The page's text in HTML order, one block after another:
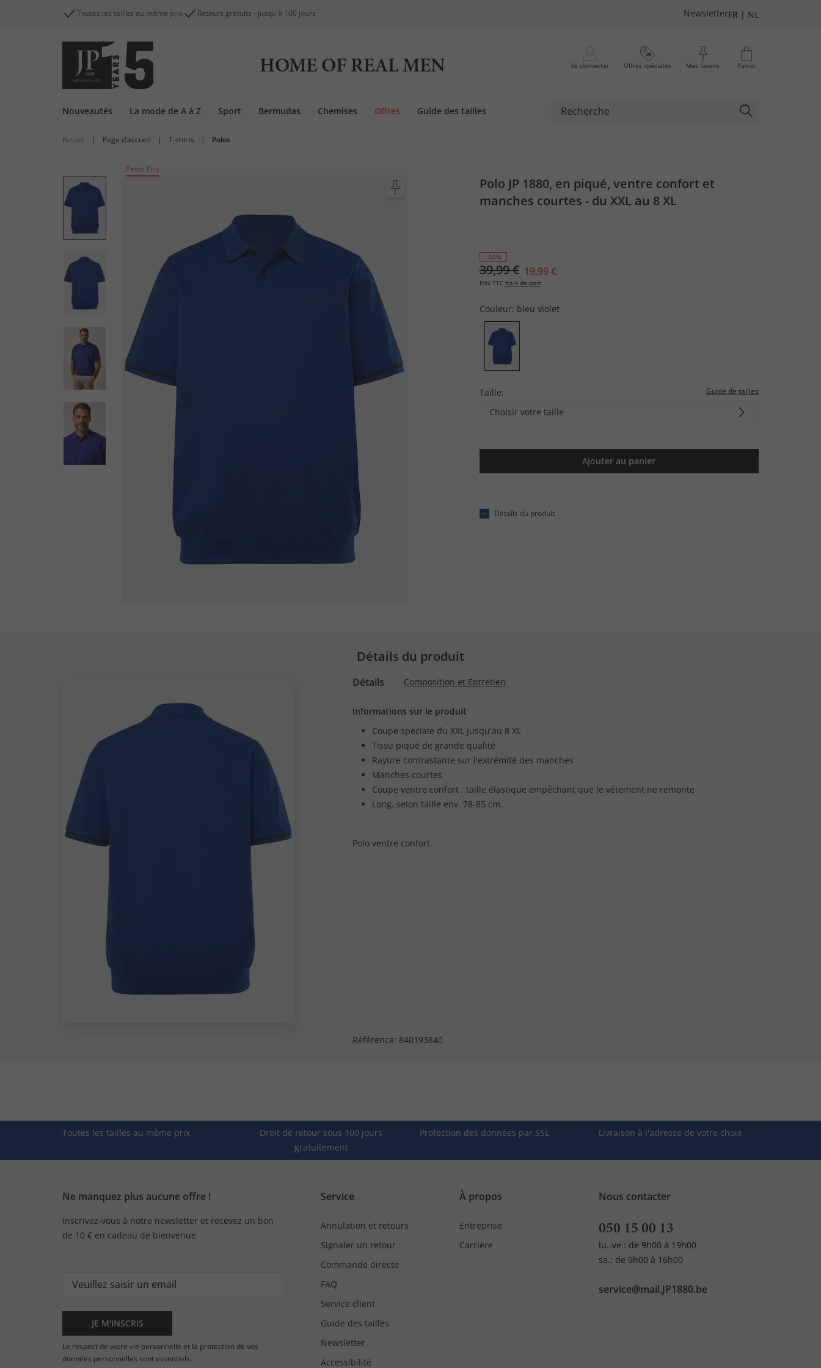
Toutes les tailles au même prix Retours gratuits - jusqu'à 100 jours NewsletterFR | NL
HOME OF REAL MEN Se connecter Offres spéciales Mes favoris Panier
Nouveautés La mode de A à Z Sport Bermudas Chemises Offres Guide des tailles
Retour | Page d’accueil | T-shirts | Polos
Petits Prix
Polo JP 1880, en piqué, ventre confort et
manches courtes - du XXL au 8 XL
- 50%
39,99 € 19,99 €
Prix TTC frais de port
Couleur: bleu violet
Taille: Guide de tailles
Choisir votre taille
Ajouter au panier
Détails du produit
Détails du produit
Détails Composition et Entretien
Informations sur le produit
Coupe spéciale du XXL jusqu'au 8 XL
Tissu piqué de grande qualité
Rayure contrastante sur l'extrémité des manches
Manches courtes
Coupe ventre confort : taille élastique empêchant que le vêtement ne remonte
Long. selon taille env. 78-85 cm.
Polo ventre confort
Référence: 840193840
Toutes les tailles au même prix
Droit de retour sous 100 jours
gratuitement
Protection des données par SSL Livraison à l'adresse de votre choix
Ne manquez plus aucune offre !
Inscrivez-vous à notre newsletter et recevez un bon
de 10 € en cadeau de bienvenue
JE M'INSCRIS
Le respect de votre vie personnelle et la protection de vos
données personnelles sont essentiels.
Service
Annulation et retours
Signaler un retour
Commande directe
FAQ
Service client
Guide des tailles
Newsletter
Accessibilité
À propos
Entreprise
Carrière
Nous contacter
050 15 00 13
lu.-ve.: de 9h00 à 19h00
sa.: de 9h00 à 16h00
service@mail.JP1880.be